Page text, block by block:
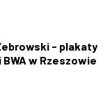
- plakaty
w Rzeszowie